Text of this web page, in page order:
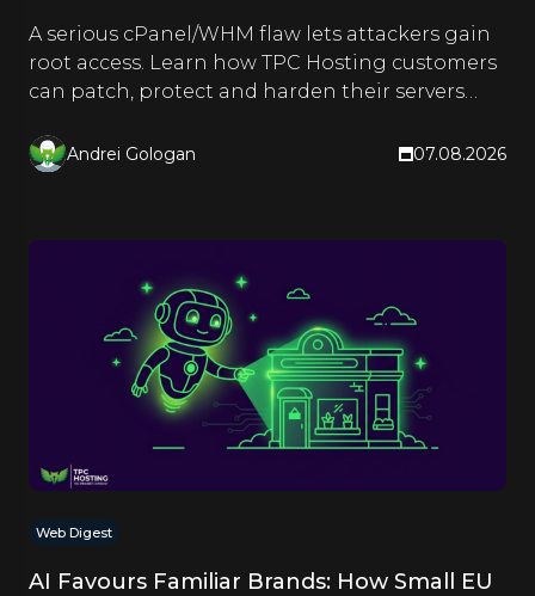
A serious cPanel/WHM flaw lets attackers gain
root access. Learn how TPC Hosting customers
can patch, protect and harden their servers
Andrei Gologan 07.08.2026
Web Digest
AI Favours Familiar Brands: How Small EU